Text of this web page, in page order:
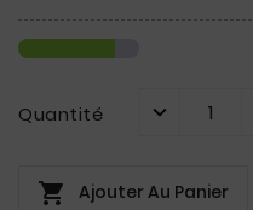
Quantité
 Ajouter Au Panier